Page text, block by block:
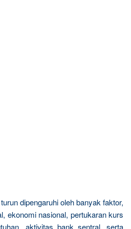
dipengaruhi oleh banyak faktor,
ekonomi nasional, pertukaran kurs
aktivitas bank sentral, serta